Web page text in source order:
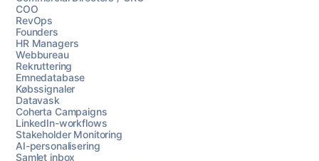
COO
RevOps
Founders
HR Managers
Webbureau
Rekruttering
Emnedatabase
Købssignaler
Datavask
Coherta Campaigns
LinkedIn-workflows
Stakeholder Monitoring
AI-personalisering
Samlet inbox